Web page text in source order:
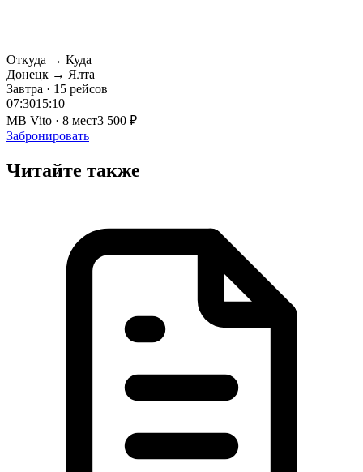
Откуда → Куда
Донецк → Ялта
Завтра · 15 рейсов
07:3015:10
MB Vito · 8 мест3 500 ₽
Забронировать
Читайте также